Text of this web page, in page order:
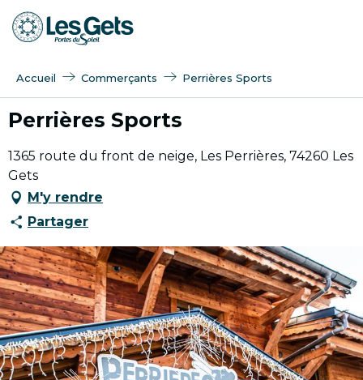
Aller
au
Accueil Commerçants Perrières Sports
Perrières Sports
1365 route du front de neige, Les Perrières, 74260 Les
Gets
M'y rendre
Partager